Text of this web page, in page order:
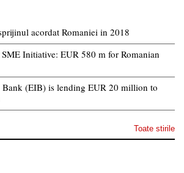
acordat Romaniei in 2018
Initiative: EUR 580 m for Romanian
Bank (EIB) is lending EUR 20 million to
Toate stirile